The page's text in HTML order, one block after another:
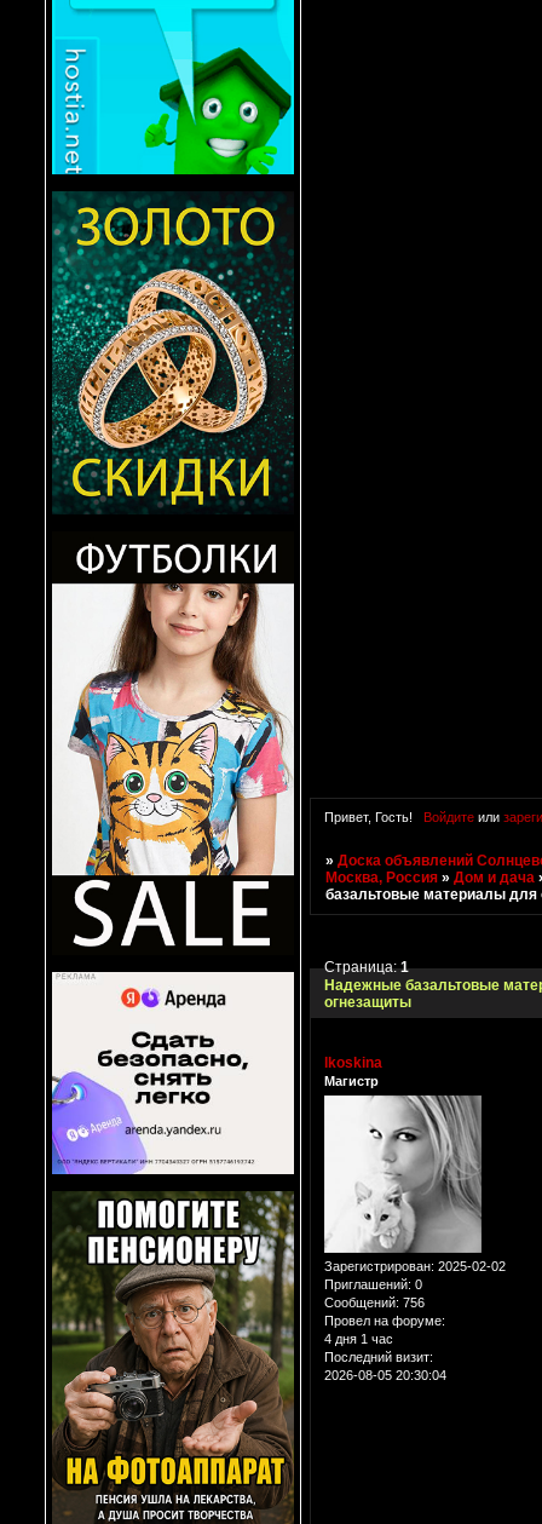
Привет, Гость! Войдитеили
»Доска объявлений
Москва, Россия »Дом и дача
базальтовые материалы для
Надежные базальтовые
огнезащиты
Страница:1
lkoskina
Магистр
Зарегистрирован: 2025-02-02
Приглашений: 0
Сообщений: 756
Провел на форуме:
4 дня 1 час
Последний визит:
2026-08-05 20:30:04